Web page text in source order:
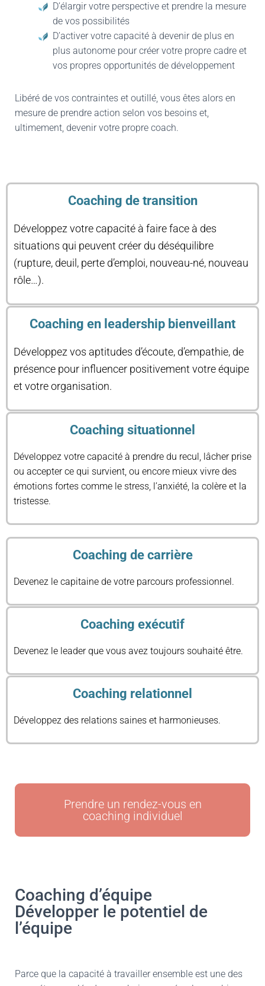
D’élargir votre perspective et prendre la mesure
de vos possibilités
D’activer votre capacité à devenir de plus en
plus autonome pour créer votre propre cadre et
vos propres opportunités de développement
Libéré de vos contraintes et outillé, vous êtes alors en
mesure de prendre action selon vos besoins et,
ultimement, devenir votre propre coach.
Coaching de transition
Développez votre capacité à faire face à des
situations qui peuvent créer du déséquilibre
(rupture, deuil, perte d’emploi, nouveau-né, nouveau
rôle…).
Coaching en leadership bienveillant
Développez vos aptitudes d’écoute, d’empathie, de
présence pour influencer positivement votre équipe
et votre organisation.
Coaching situationnel
Développez votre capacité à prendre du recul, lâcher prise
ou accepter ce qui survient, ou encore mieux vivre des
émotions fortes comme le stress, l’anxiété, la colère et la
tristesse.
Coaching de carrière
Devenez le capitaine de votre parcours professionnel.
Coaching exécutif
Devenez le leader que vous avez toujours souhaité être.
Coaching relationnel
Développez des relations saines et harmonieuses.
Prendre un rendez-vous en
coaching individuel
Coaching d’équipe
Développer le potentiel de
l’équipe
Parce que la capacité à travailler ensemble est une des